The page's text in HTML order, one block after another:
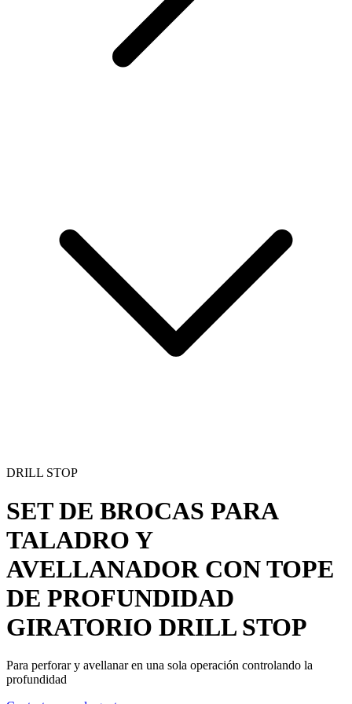
DRILL STOP
SET DE BROCAS PARA
TALADRO Y
AVELLANADOR CON TOPE
DE PROFUNDIDAD
GIRATORIO DRILL STOP
Para perforar y avellanar en una sola operación controlando la
profundidad